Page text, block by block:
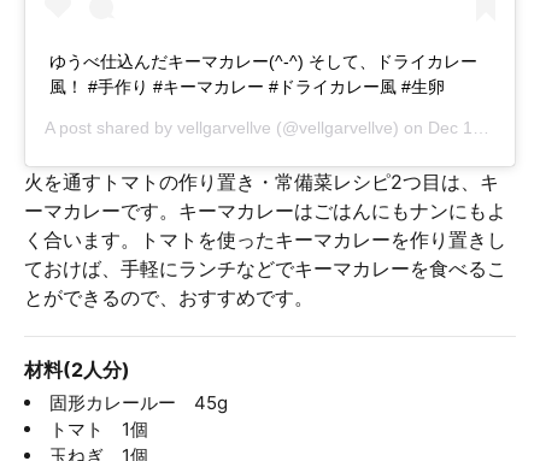
ゆうべ仕込んだキーマカレー(^-^) そして、ドライカレー
風！ #手作り #キーマカレー #ドライカレー風 #生卵
A post shared by vellgarvellve (@vellgarvellve) on Dec 10, 2018 at 8:35pm PST
火を通すトマトの作り置き・常備菜レシピ2つ目は、キ
ーマカレーです。キーマカレーはごはんにもナンにもよ
く合います。トマトを使ったキーマカレーを作り置きし
ておけば、手軽にランチなどでキーマカレーを食べるこ
とができるので、おすすめです。
材料(2人分)
固形カレールー 45g
トマト 1個
玉ねぎ 1個